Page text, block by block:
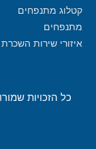
קטלוג מתנפחים
מתנפחים
איזורי שירות
כל הזכויות